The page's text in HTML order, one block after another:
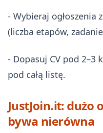
- Wybieraj ogłoszenia
(liczba etapów,
- Dopasuj CV pod 2–3
pod całą listę.
JustJoin.it: dużo
bywa nierówna